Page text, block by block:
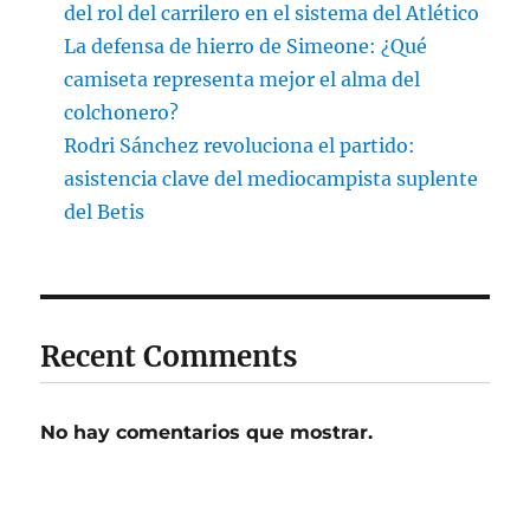
del rol del carrilero en el sistema del Atlético
La defensa de hierro de Simeone: ¿Qué
camiseta representa mejor el alma del
colchonero?
Rodri Sánchez revoluciona el partido:
asistencia clave del mediocampista suplente
del Betis
Recent Comments
No hay comentarios que mostrar.